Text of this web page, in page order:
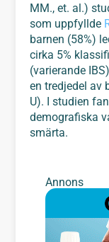
MM., et. al.)
som uppfyllde
barnen (58%)
cirka 5%
(varierande
en tredjedel av
U). I studien
demografiska
smärta.
Annons